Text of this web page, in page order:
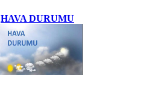
HAVA DURUMU